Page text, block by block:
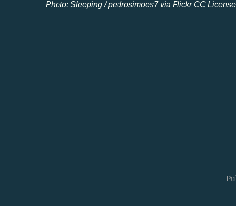
Photo: Sleeping/ pedrosimoes7 via Flickr CC